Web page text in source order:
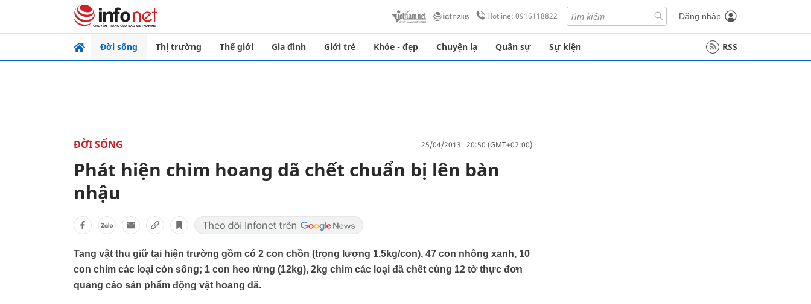
Hotline: 0916118822 Đăng nhập
Đời sống Thị trường Thế giới Gia đình Giới trẻ Khỏe - đẹp Chuyện lạ Quân sự Sự kiện RSS
ĐỜI SỐNG 25/04/2013 20:50 (GMT+07:00)
Phát hiện chim hoang dã chết chuẩn bị lên bàn
nhậu
Tang vật thu giữ tại hiện trường gồm có 2 con chồn (trọng lượng 1,5kg/con), 47 con nhông xanh, 10
con chim các loại còn sống; 1 con heo rừng (12kg), 2kg chim các loại đã chết cùng 12 tờ thực đơn
quảng cáo sản phẩm động vật hoang dã.